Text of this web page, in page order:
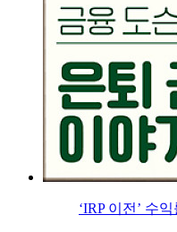
‘IRP 이전’ 수